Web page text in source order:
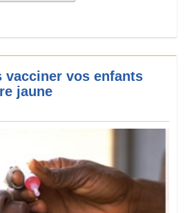
vacciner vos enfants
jaune